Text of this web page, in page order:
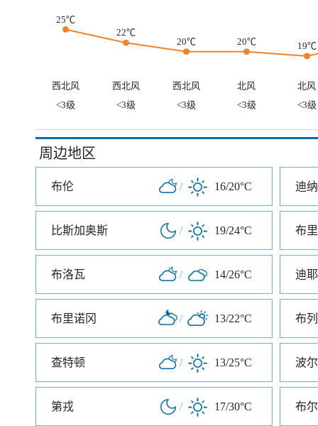
25℃
22℃
20℃
20℃ 19℃
西北风 西北风 西北风 北风
北风
<3级
<3级 <3级 <3级 <3级
周边地区
布伦 / 16/20°C 迪
比斯加奥斯 / 19/24°C 布
布洛瓦 / 14/26°C 迪
布里诺冈 / 13/22°C 布
查特顿 / 13/25°C 波
第戎 / 17/30°C 布